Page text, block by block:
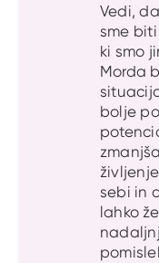
Vedi,
sme biti
ki smo
Morda
bolje
sebi in
lahko